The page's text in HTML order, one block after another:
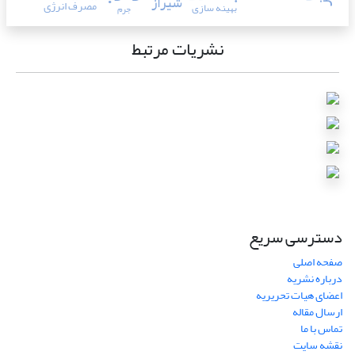
مصرف انرژی بهینه سازی جرم
نشریات مرتبط
دسترسی سریع
صفحه اصلی
درباره نشریه
اعضای هیات تحریریه
ارسال مقاله
تماس با ما
نقشه سایت